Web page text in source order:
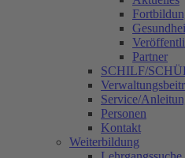
Partner
SCHILF/
Service/
Personen
Kontakt
Weiterbildung